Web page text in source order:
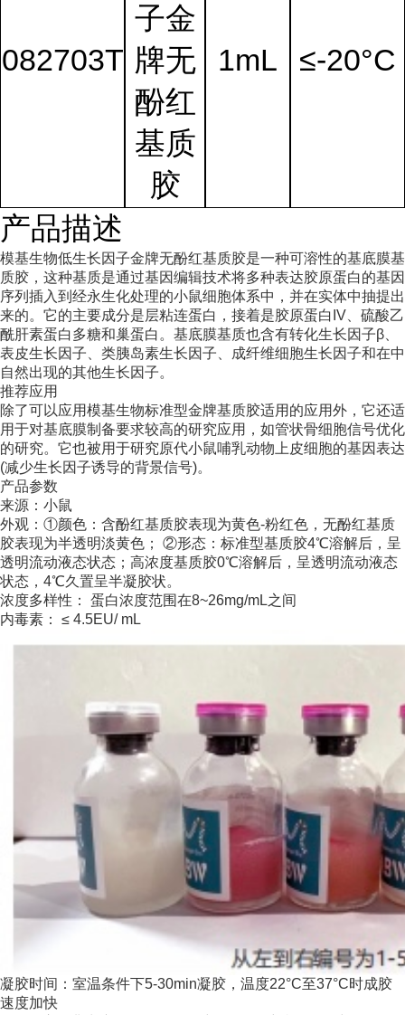
082703T
子金
牌无
酚红
基质
胶
1mL ≤-20°C
产品描述
模基生物低生长因子金牌无酚红基质胶是一种可溶性的基底膜基
质胶，这种基质是通过基因编辑技术将多种表达胶原蛋白的基因
序列插入到经永生化处理的小鼠细胞体系中，并在实体中抽提出
来的。它的主要成分是层粘连蛋白，接着是胶原蛋白IV、硫酸乙
酰肝素蛋白多糖和巢蛋白。基底膜基质也含有转化生长因子β、
表皮生长因子、类胰岛素生长因子、成纤维细胞生长因子和在中
自然出现的其他生长因子。
推荐应用
除了可以应用模基生物标准型金牌基质胶适用的应用外，它还适
用于对基底膜制备要求较高的研究应用，如管状骨细胞信号优化
的研究。它也被用于研究原代小鼠哺乳动物上皮细胞的基因表达
(减少生长因子诱导的背景信号)。
产品参数
来源：小鼠
外观：①颜色：含酚红基质胶表现为黄色-粉红色，无酚红基质
胶表现为半透明淡黄色； ②形态：标准型基质胶4℃溶解后，呈
透明流动液态状态；高浓度基质胶0℃溶解后，呈透明流动液态
状态，4℃久置呈半凝胶状。
浓度多样性： 蛋白浓度范围在8~26mg/mL之间
内毒素： ≤ 4.5EU/ mL
凝胶时间：室温条件下5-30min凝胶，温度22°C至37°C时成胶
速度加快